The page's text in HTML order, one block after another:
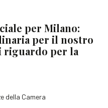
per Milano:
per il nostro
riguardo per la
della Camera